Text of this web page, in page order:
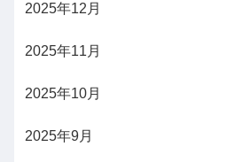
2025年12月
2025年11月
2025年10月
2025年9月